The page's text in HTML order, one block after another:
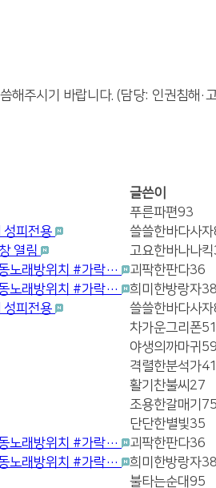
주시기 바랍니다. (담당: 인권침해·
글쓴이
푸른파편93
성피전용 쓸쓸한바다사
열림 고요한바나나
노래방위치 #가락… 괴팍한판다36
노래방위치 #가락… 희미한방랑자38
성피전용 쓸쓸한바다사
차가운그리폰51
야생의까마귀59
격렬한분석가41
활기찬불씨27
조용한갈매기75
단단한별빛35
노래방위치 #가락… 괴팍한판다36
노래방위치 #가락… 희미한방랑자38
불타는순대95